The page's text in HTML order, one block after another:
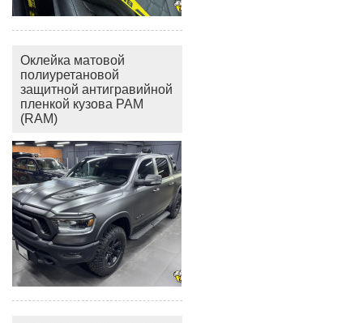
Оклейка матовой
полиуретановой
защитной антигравийной
пленкой кузова РАМ
(RAM)